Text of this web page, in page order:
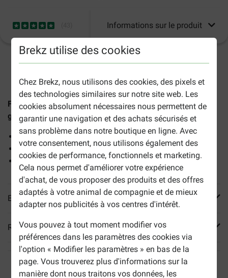
Brekz utilise des cookies
Chez Brekz, nous utilisons des cookies, des pixels et
des technologies similaires sur notre site web. Les
cookies absolument nécessaires nous permettent de
garantir une navigation et des achats sécurisés et
sans problème dans notre boutique en ligne. Avec
votre consentement, nous utilisons également des
cookies de performance, fonctionnels et marketing.
Cela nous permet d'améliorer votre expérience
d'achat, de vous proposer des produits et des offres
adaptés à votre animal de compagnie et de mieux
adapter nos publicités à vos centres d'intérêt.
Vous pouvez à tout moment modifier vos
préférences dans les paramètres des cookies via
l'option « Modifier les paramètres » en bas de la
page. Vous trouverez plus d'informations sur la
manière dont nous traitons vos données, les
Informations sur le produit
2-5 jours ouvrables estimés, sauf indication contraire.
Farm Food Fresh Menu au bœuf pour chiens (sachet 125
g)
est une pâtée naturelle complète pour les chiens.
Préserve la santé de la flore intestinale
Fraîchement cuit à la vapeur
Ne contient pas d'additifs chimiques
En savoir plus
Reviews